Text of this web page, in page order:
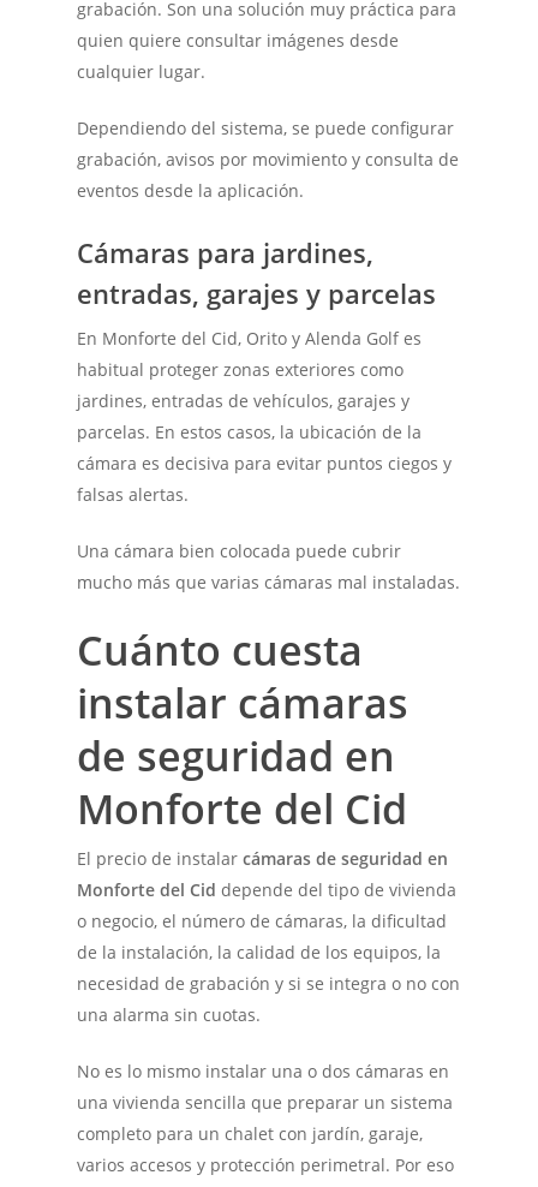
grabación. Son una solución muy práctica para
quien quiere consultar imágenes desde
cualquier lugar.
Dependiendo del sistema, se puede configurar
grabación, avisos por movimiento y consulta de
eventos desde la aplicación.
Cámaras para jardines,
entradas, garajes y parcelas
En Monforte del Cid, Orito y Alenda Golf es
habitual proteger zonas exteriores como
jardines, entradas de vehículos, garajes y
parcelas. En estos casos, la ubicación de la
cámara es decisiva para evitar puntos ciegos y
falsas alertas.
Una cámara bien colocada puede cubrir
mucho más que varias cámaras mal instaladas.
Cuánto cuesta
instalar cámaras
de seguridad en
Monforte del Cid
El precio de instalarcámaras de seguridad en
Monforte del Cid depende del tipo de vivienda
o negocio, el número de cámaras, la dificultad
de la instalación, la calidad de los equipos, la
necesidad de grabación y si se integra o no con
una alarma sin cuotas.
No es lo mismo instalar una o dos cámaras en
una vivienda sencilla que preparar un sistema
completo para un chalet con jardín, garaje,
varios accesos y protección perimetral. Por eso